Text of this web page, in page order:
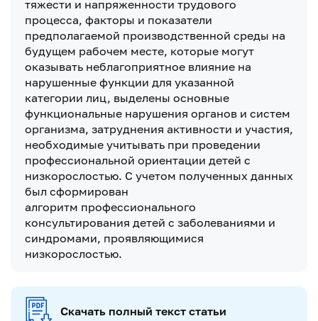
тяжести и напряженности трудового
процесса, факторы и показатели
предполагаемой производственной среды на
будущем рабочем месте, которые могут
оказывать неблагоприятное влияние на
нарушенные функции для указанной
категории лиц, выделены основные
функциональные нарушения органов и систем
организма, затруднения активности и участия,
необходимые учитывать при проведении
профессиональной ориентации детей с
низкорослостью. С учетом полученных данных
был сформирован
алгоритм профессионального
консультирования детей с заболеваниями и
синдромами, проявляющимися
низкорослостью.
Скачать полный текст статьи